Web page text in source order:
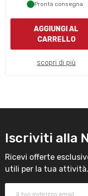
Pronta consegna
AGGIUNGI AL
CARRELLO
scopri di più
Iscriviti alla
Ricevi offerte
utili per la tua attività.